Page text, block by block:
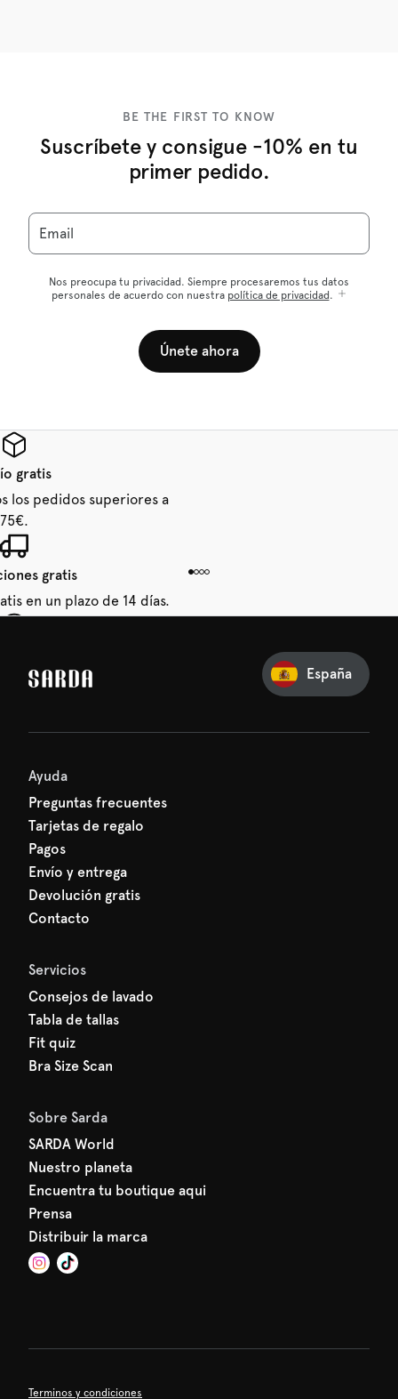
BE THE FIRST TO KNOW
Suscríbete y consigue -10% en tu
primer pedido.
Email
Nos preocupa tu privacidad. Siempre procesaremos tus datos
personales de acuerdo con nuestra política de privacidad .
Únete ahora
gratis
los pedidos superiores a
75€.
gratis
en un plazo de 14 días.
de nuestras latest
España
Ayuda
Preguntas frecuentes
Tarjetas de regalo
Pagos
Envío y entrega
Devolución gratis
Contacto
Servicios
Consejos de lavado
Tabla de tallas
Fit quiz
Bra Size Scan
Sobre Sarda
SARDA World
Nuestro planeta
Encuentra tu boutique aqui
Prensa
Distribuir la marca
Terminos y condiciones